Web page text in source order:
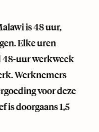
is 48 uur,
Elke uren
48-uur werkweek
Werknemers
voor deze
is doorgaans 1,5